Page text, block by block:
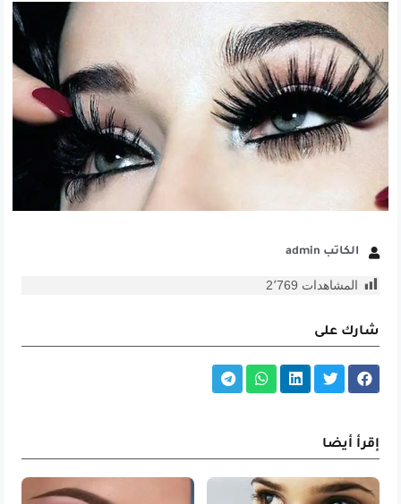
الكاتب admin
المشاهدات 2٬769
شارك على
إقرأ أيضا